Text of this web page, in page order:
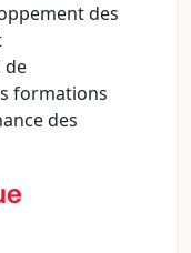
des
de
formations
des